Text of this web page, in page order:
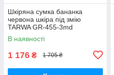
Шкіряна сумка бананка
червона шкіра під змію
TARWA GR-455-3md
В наявності
1 176 ₴ 1 705 ₴